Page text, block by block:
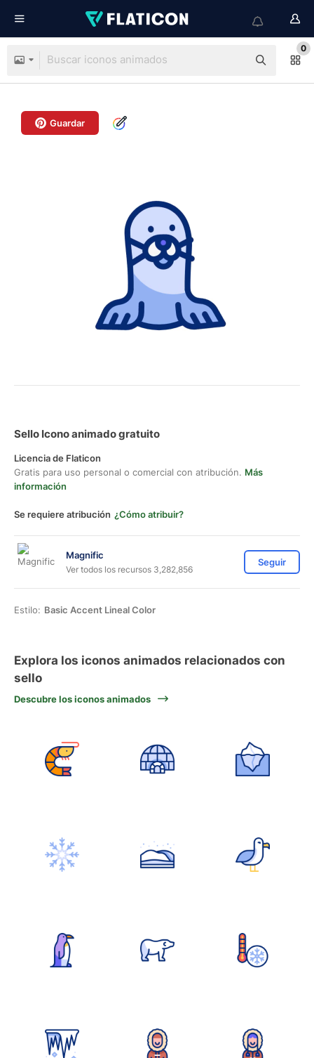
0
Guardar
Sello Icono animado gratuito
Licencia de Flaticon
Gratis para uso personal o comercial con atribución. Más
información
Se requiere atribución ¿Cómo atribuir?
Magnific
Ver todos los recursos 3,282,856
Seguir
Estilo: Basic Accent Lineal Color
Explora los iconos animados relacionados con
sello
Descubre los iconos animados